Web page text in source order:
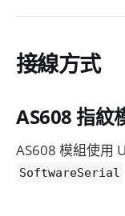
接線方式
AS608 指紋
AS608 模組使用
SoftwareSerial